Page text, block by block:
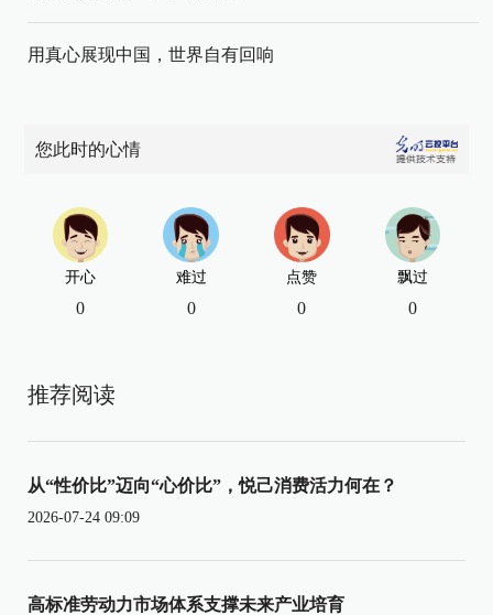
用真心展现中国，世界自有回响
您此时的心情
开心
0
难过
0
点赞
0
飘过
0
推荐阅读
从“性价比”迈向“心价比”，悦己消费活力何在？
2026-07-24 09:09
高标准劳动力市场体系支撑未来产业培育